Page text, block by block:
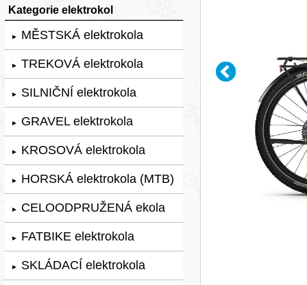
Kategorie elektrokol
► MĚSTSKÁ elektrokola
► TREKOVÁ elektrokola
► SILNIČNÍ elektrokola
► GRAVEL elektrokola
► KROSOVÁ elektrokola
► HORSKÁ elektrokola (MTB)
► CELOODPRUŽENÁ ekola
► FATBIKE elektrokola
► SKLÁDACÍ elektrokola